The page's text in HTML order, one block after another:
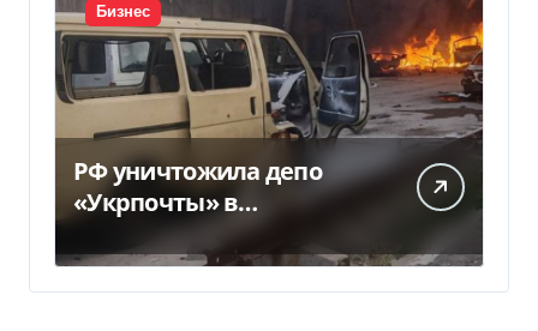
Бизнес
РФ уничтожила депо
«Укрпочты» в
Павлограде: есть
погибшие и ранены